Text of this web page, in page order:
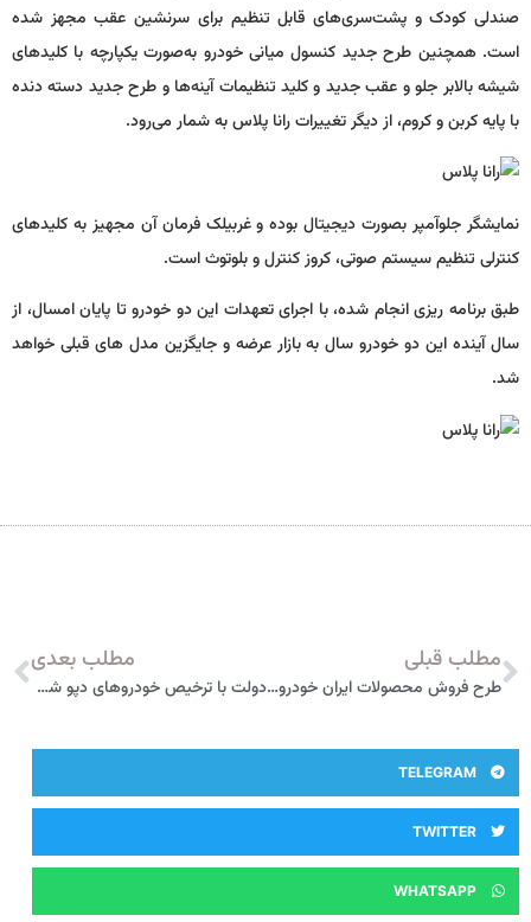
صندلی کودک و پشت‌سری‌های قابل تنظیم برای سرنشین عقب مجهز شده
است. همچنین طرح جدید کنسول میانی خودرو به‌صورت یكپارچه با كلیدهای
شیشه بالابر جلو و عقب جدید و كلید تنظیمات آینه‌ها و طرح جدید دسته دنده
با پایه کربن و کروم، از دیگر تغییرات رانا پلاس به شمار می‌رود.
نمایشگر جلوآمپر بصورت دیجیتال بوده و غربیلک فرمان آن مجهیز به کلیدهای
کنترلی تنظیم سیستم صوتی، کروز کنترل و بلوتوث است.
طبق برنامه ریزی انجام شده، با اجرای تعهدات این دو خودرو تا پایان امسال، از
سال آینده این دو خودرو سال به بازار عرضه و جایگزین مدل های قبلی خواهد
شد.
مطلب قبلی
طرح فروش محصولات ایران خودرو به مناسبت دهه مبارک فجر
مطلب بعدی
دولت با ترخیص خودروهای دپو شده موافقت کرد
TELEGRAM
TWITTER
WHATSAPP